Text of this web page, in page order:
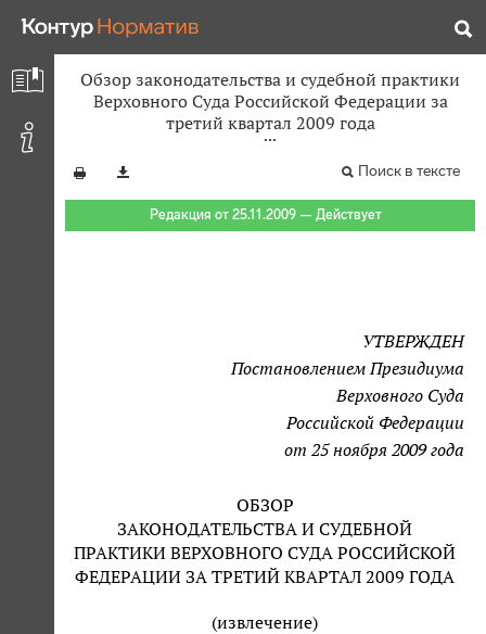
Обзор законодательства и судебной практики
Верховного Суда Российской Федерации за
третий квартал 2009 года
Поиск в тексте
Редакция от 25.11.2009 — Действует
УТВЕРЖДЕН
Постановлением Президиума
Верховного Суда
Российской Федерации
от 25 ноября 2009 года
ОБЗОР
ЗАКОНОДАТЕЛЬСТВА И СУДЕБНОЙ
ПРАКТИКИ ВЕРХОВНОГО СУДА РОССИЙСКОЙ
ФЕДЕРАЦИИ ЗА ТРЕТИЙ КВАРТАЛ 2009 ГОДА
(извлечение)